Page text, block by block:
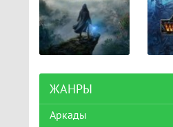
ЖАНРЫ
Аркады